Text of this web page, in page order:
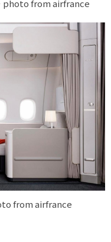
photo from airfrance
from airfrance